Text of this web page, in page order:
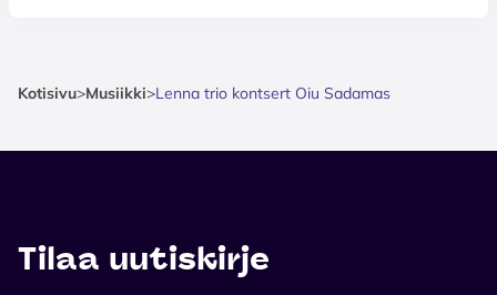
Kotisivu>Musiikki>Lenna trio kontsert Oiu Sadamas
Tilaa uutiskirje